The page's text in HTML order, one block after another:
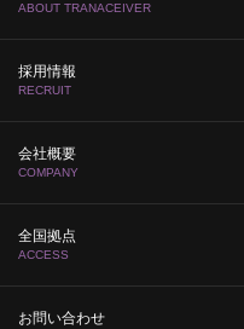
ABOUT TRANACEIVER
採用情報
RECRUIT
会社概要
COMPANY
全国拠点
ACCESS
お問い合わせ